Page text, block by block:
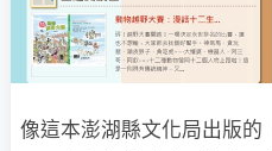
像這本澎湖縣文化局出版